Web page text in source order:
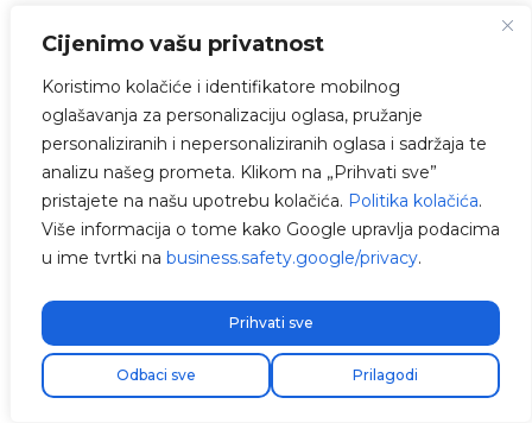
Cijenimo vašu privatnost
Koristimo kolačiće i identifikatore mobilnog
oglašavanja za personalizaciju oglasa, pružanje
personaliziranih i nepersonaliziranih oglasa i sadržaja te
analizu našeg prometa. Klikom na „Prihvati sve”
pristajete na našu upotrebu kolačića. Politika kolačića.
Više informacija o tome kako Google upravlja podacima
u ime tvrtki na business.safety.google/privacy.
Prilagodi
Odbaci sve
Prihvati sve